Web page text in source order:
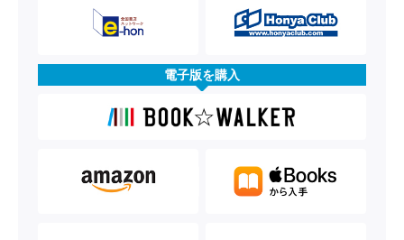
電子版を購入